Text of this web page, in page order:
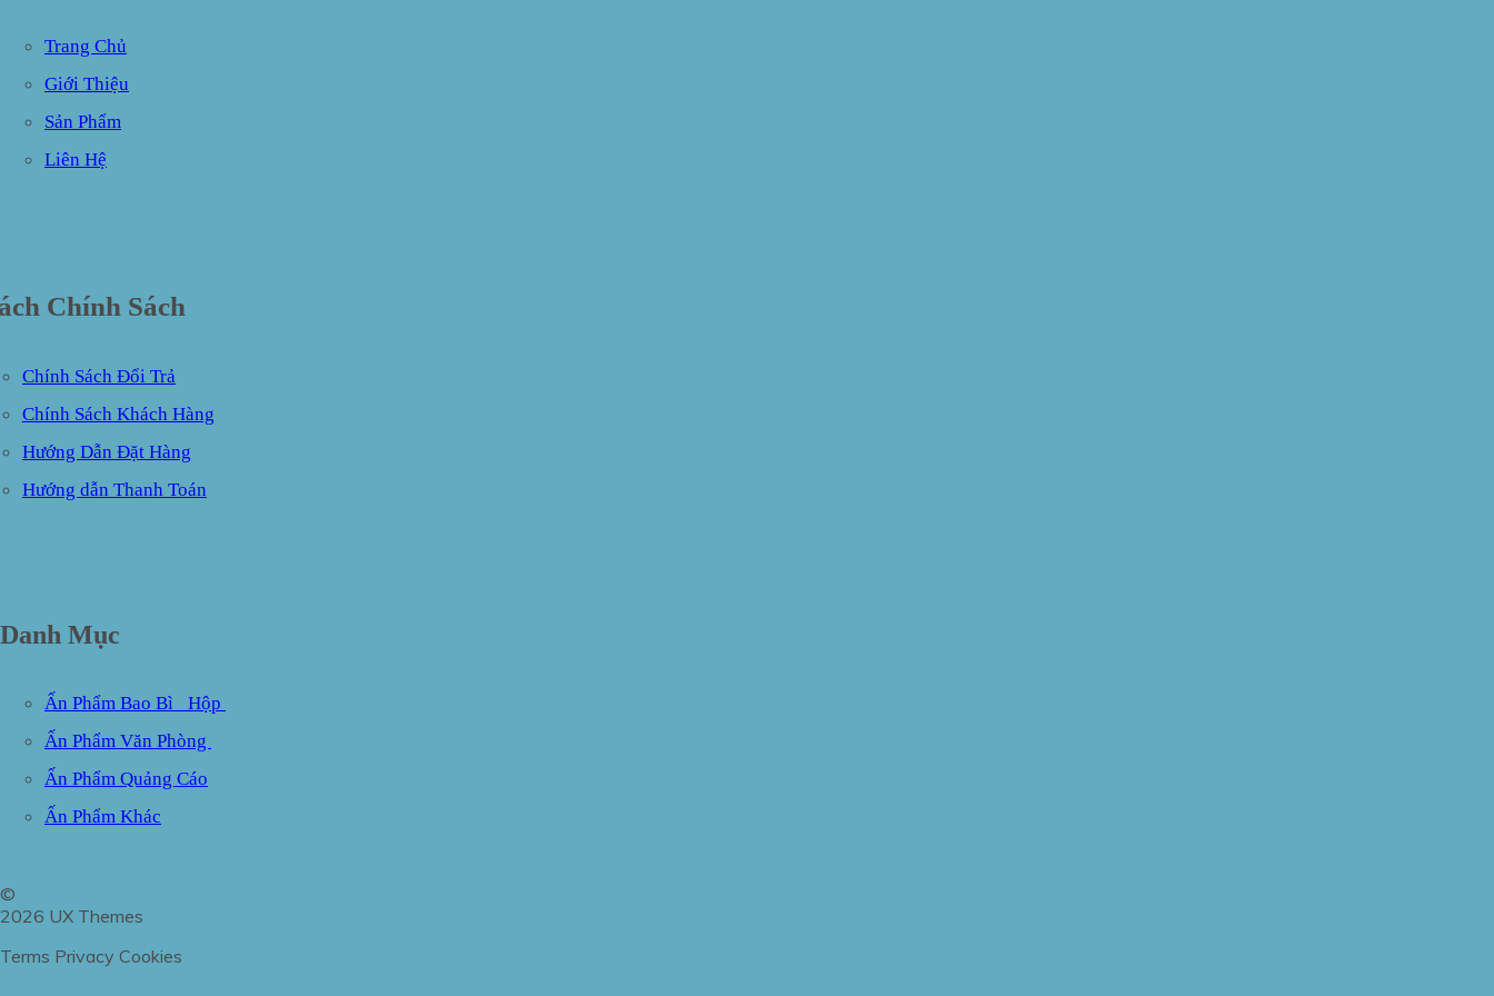
Trang Chủ
Giới Thiệu
Sản Phẩm
Liên Hệ
Chính Sách
Chính Sách Đổi Trả
Chính Sách Khách Hàng
Hướng Dẫn Đặt Hàng
Hướng dẫn Thanh Toán
Danh Mục
Ấn Phẩm Bao Bì_ Hộp
Ấn Phẩm Văn Phòng
Ấn Phẩm Quảng Cáo
Ấn Phẩm Khác
©
2026 UX Themes
Terms Privacy Cookies